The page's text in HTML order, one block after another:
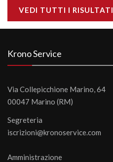
VEDI TUTTI I RISULTATI
Krono Service
Via Collepicchione Marino, 64
00047 Marino (RM)
Segreteria
iscrizioni@kronoservice.com
Amministrazione